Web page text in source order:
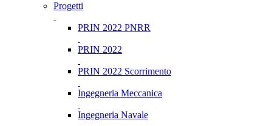
Progetti
PRIN 2022 PNRR
PRIN 2022
PRIN 2022 Scorrimento
Ingegneria Meccanica
Ingegneria Navale